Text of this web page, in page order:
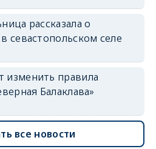
рассказала о
севастопольском селе
правила
Балаклава»
все новости